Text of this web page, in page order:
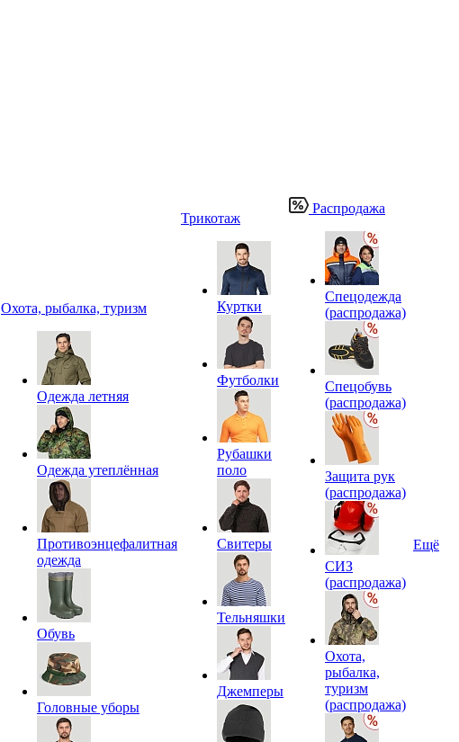
Охота, рыбалка, туризм
Одежда летняя
Одежда утеплённая
Противоэнцефалитная
одежда
Обувь
Головные уборы
Трикотаж
Куртки
Футболки
Рубашки
поло
Свитеры
Тельняшки
Джемперы
Распродажа
Спецодежда
(распродажа)
Спецобувь
(распродажа)
Защита рук
(распродажа)
СИЗ
(распродажа)
Охота,
рыбалка,
туризм
(распродажа)
Ещё